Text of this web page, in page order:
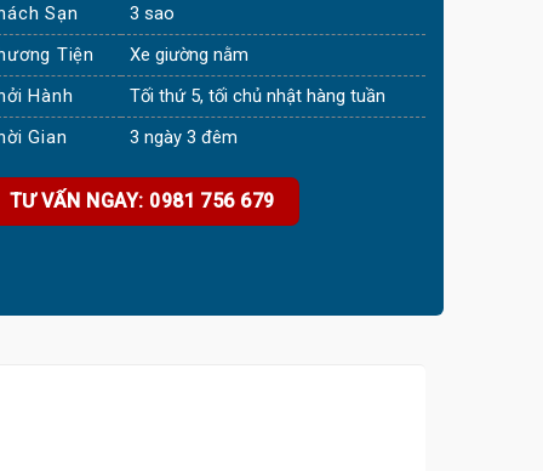
Sạn
3 sao
Tiện
Xe giường nằm
Hành
Tối thứ 5, tối chủ nhật hàng tuần
Gian
3 ngày 3 đêm
TƯ VẤN NGAY: 0981 756 679